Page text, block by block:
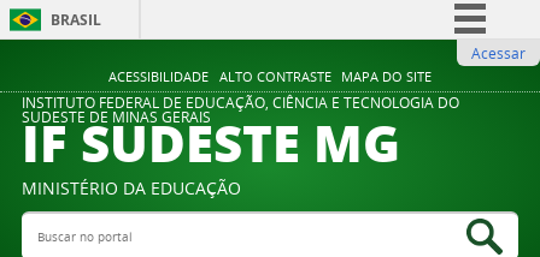
ACESSIBILIDADE ALTO CONTRASTE MAPA DO SITE
BRASIL
Comunica BR
Participe
Legislação
Acessar
INSTITUTO FEDERAL DE EDUCAÇÃO, CIÊNCIA E TECNOLOGIA DO
SUDESTE DE MINAS GERAIS
IF SUDESTE MG
MINISTÉRIO DA EDUCAÇÃO
Buscar no portal